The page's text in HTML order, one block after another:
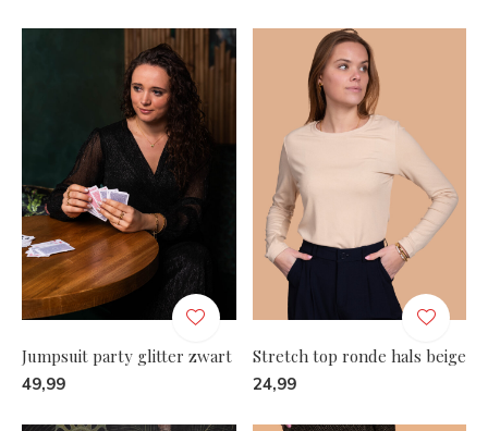
Jumpsuit party glitter zwart
49,99
Stretch top ronde hals beige
24,99